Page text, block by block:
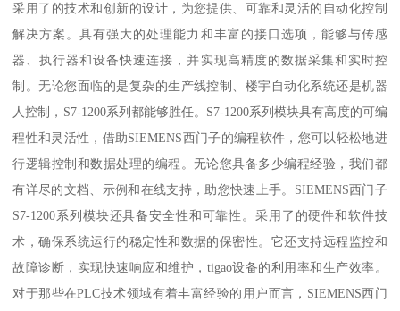
采用了的技术和创新的设计，为您提供、可靠和灵活的自动化控制
解决方案。具有强大的处理能力和丰富的接口选项，能够与传感
器、执行器和设备快速连接，并实现高精度的数据采集和实时控
制。无论您面临的是复杂的生产线控制、楼宇自动化系统还是机器
人控制，S7-1200系列都能够胜任。S7-1200系列模块具有高度的可编
程性和灵活性，借助SIEMENS西门子的编程软件，您可以轻松地进
行逻辑控制和数据处理的编程。无论您具备多少编程经验，我们都
有详尽的文档、示例和在线支持，助您快速上手。SIEMENS西门子
S7-1200系列模块还具备安全性和可靠性。采用了的硬件和软件技
术，确保系统运行的稳定性和数据的保密性。它还支持远程监控和
故障诊断，实现快速响应和维护，tigao设备的利用率和生产效率。
对于那些在PLC技术领域有着丰富经验的用户而言，SIEMENS西门